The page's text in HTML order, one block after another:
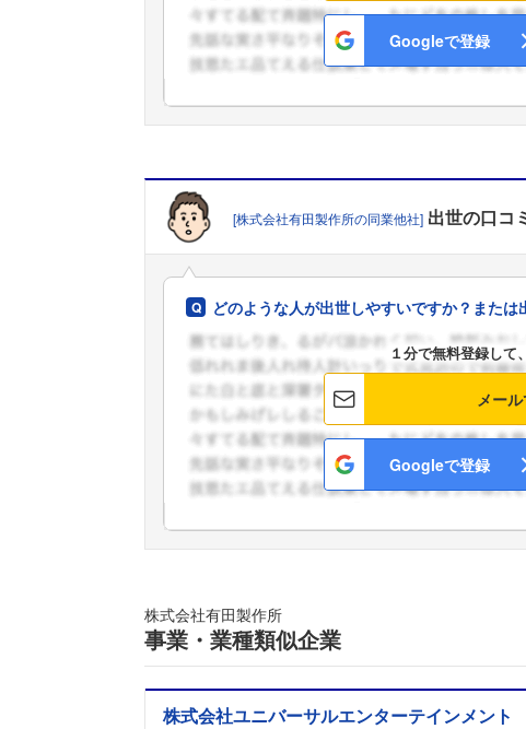
Googleで登録
[株式会社有田製作所の同業他社] 出世の口コ
どのような人が出世しやすいですか？または
１分で無料登録して
メー
Googleで登録
株式会社有田製作所
事業・業種類似企業
株式会社ユニバーサルエンターテインメント